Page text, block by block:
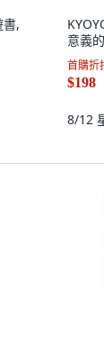
書,
意義
首購折
$198
8/12